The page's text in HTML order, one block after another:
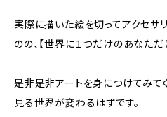
実際に描いた絵を切ってアクセサ
のの、【世界に１つだけのあなただ
是非是非アートを身につけてみて
見る世界が変わるはずです。